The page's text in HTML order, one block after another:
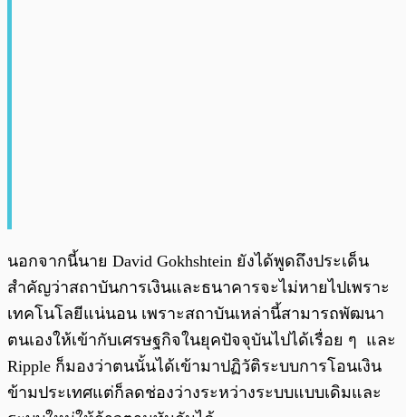
นอกจากนี้นาย David Gokhshtein ยังได้พูดถึงประเด็น
สำคัญว่าสถาบันการเงินและธนาคารจะไม่หายไปเพราะ
เทคโนโลยีแน่นอน เพราะสถาบันเหล่านี้สามารถพัฒนา
ตนเองให้เข้ากับเศรษฐกิจในยุคปัจจุบันไปได้เรื่อย ๆ และ
Ripple ก็มองว่าตนนั้นได้เข้ามาปฏิวัติระบบการโอนเงิน
ข้ามประเทศแต่ก็ลดช่องว่างระหว่างระบบแบบเดิมและ